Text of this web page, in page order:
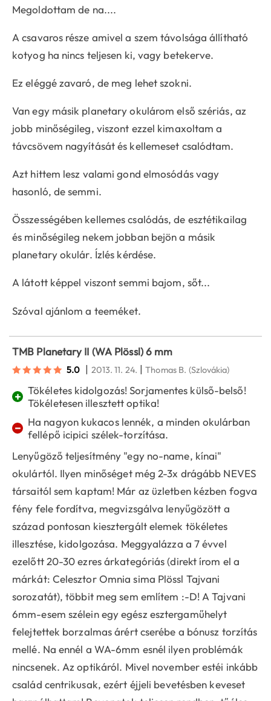
Megoldottam de na....
A csavaros része amivel a szem távolsága állítható
kotyog ha nincs teljesen ki, vagy betekerve.
Ez eléggé zavaró, de meg lehet szokni.
Van egy másik planetary okulárom első szériás, az
jobb minőségileg, viszont ezzel kimaxoltam a
távcsövem nagyítását és kellemeset csalódtam.
Azt hittem lesz valami gond elmosódás vagy
hasonló, de semmi.
Összességében kellemes csalódás, de esztétikailag
és minőségileg nekem jobban bejön a másik
planetary okulár. Ízlés kérdése.
A látott képpel viszont semmi bajom, sőt...
Szóval ajánlom a teeméket.
TMB Planetary II (WA Plössl) 6 mm
5.0 | 2013. 11. 24. |Thomas B. (Szlovákia)
+ Tökéletes kidolgozás! Sorjamentes külső-belső!
Tökéletesen illesztett optika!
−
Ha nagyon kukacos lennék, a minden okulárban
fellépő icipici szélek-torzítása.
Lenyűgöző teljesítmény "egy no-name, kínai"
okulártól. Ilyen minőséget még 2-3x drágább NEVES
társaitól sem kaptam! Már az üzletben kézben fogva
fény fele fordítva, megvizsgálva lenyűgözött a
század pontosan kiesztergált elemek tökéletes
illesztése, kidolgozása. Meggyalázza a 7 évvel
ezelőtt 20-30 ezres árkategóriás (direkt írom el a
márkát: Celesztor Omnia sima Plössl Tajvani
sorozatát), többit meg sem említem :-D! A Tajvani
6mm-esem szélein egy egész esztergaműhelyt
felejtettek borzalmas árért cserébe a bónusz torzítás
mellé. Na ennél a WA-6mm esnél ilyen problémák
nincsenek. Az optikáról. Mivel november estéi inkább
család centrikusak, ezért éjjeli bevetésben keveset